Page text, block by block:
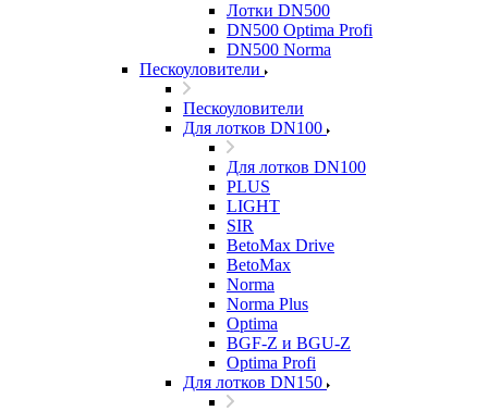
Лотки DN500
DN500 Optima Profi
DN500 Norma
Пескоуловители
Пескоуловители
Для лотков DN100
Для лотков DN100
PLUS
LIGHT
SIR
BetoMax Drive
BetoMax
Norma
Norma Plus
Optima
BGF-Z и BGU-Z
Optima Profi
Для лотков DN150